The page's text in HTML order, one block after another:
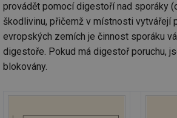
provádět pomocí digestoří nad sporáky
škodlivinu, přičemž v místnosti vytvářejí
evropských zemích je činnost sporáku
digestoře. Pokud má digestoř poruchu,
blokovány.